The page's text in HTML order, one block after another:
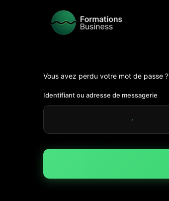
Vous avez perdu votre mot de passe
Identifiant ou adresse de messagerie